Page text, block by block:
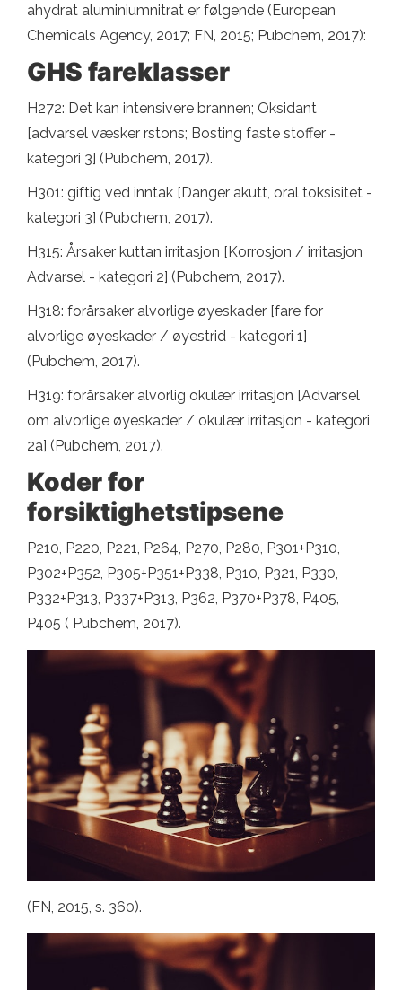
ahydrat aluminiumnitrat er følgende (European
Chemicals Agency, 2017; FN, 2015; Pubchem, 2017):
GHS fareklasser
H272: Det kan intensivere brannen; Oksidant
[advarsel væsker rstons; Bosting faste stoffer -
kategori 3] (Pubchem, 2017).
H301: giftig ved inntak [Danger akutt, oral toksisitet -
kategori 3] (Pubchem, 2017).
H315: Årsaker kuttan irritasjon [Korrosjon / irritasjon
Advarsel - kategori 2] (Pubchem, 2017).
H318: forårsaker alvorlige øyeskader [fare for
alvorlige øyeskader / øyestrid - kategori 1]
(Pubchem, 2017).
H319: forårsaker alvorlig okulær irritasjon [Advarsel
om alvorlige øyeskader / okulær irritasjon - kategori
2a] (Pubchem, 2017).
Koder for
forsiktighetstipsene
P210, P220, P221, P264, P270, P280, P301+P310,
P302+P352, P305+P351+P338, P310, P321, P330,
P332+P313, P337+P313, P362, P370+P378, P405,
P405 ( Pubchem, 2017).
(FN, 2015, s. 360).